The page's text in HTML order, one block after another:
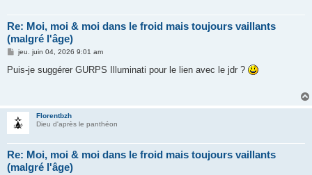
Re: Moi, moi & moi dans le froid mais toujours vaillants
(malgré l'âge)
M
s
jeu. juin 04, 2026 9:01 am
Puis-je suggérer GURPS Illuminati pour le lien avec le jdr ?
Florentbzh
Dieu d'après le panthéon
Re: Moi, moi & moi dans le froid mais toujours vaillants
(malgré l'âge)